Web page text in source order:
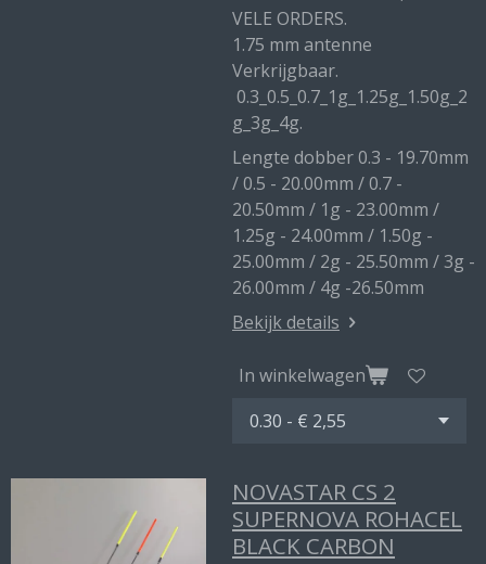
VELE ORDERS.
1.75 mm antenne
Verkrijgbaar.
0.3_0.5_0.7_1g_1.25g_1.50g_2
g_3g_4g.
Lengte dobber 0.3 - 19.70mm
/ 0.5 - 20.00mm / 0.7 -
20.50mm / 1g - 23.00mm /
1.25g - 24.00mm / 1.50g -
25.00mm / 2g - 25.50mm / 3g -
26.00mm / 4g -26.50mm
Bekijk details
In winkelwagen
NOVASTAR CS 2
SUPERNOVA ROHACEL
BLACK CARBON